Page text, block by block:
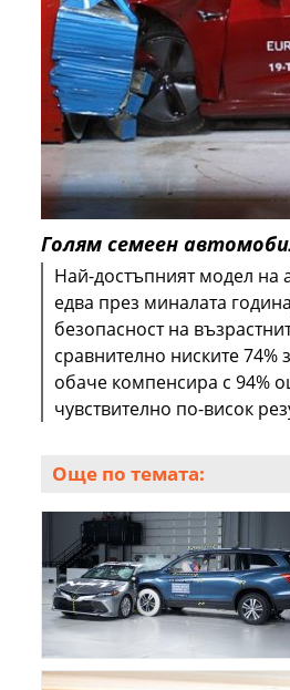
Голям семеен
Най-достъпният модел на
едва през миналата
безопасност на
сравнително ниските
обаче компенсира с 94%
чувствително по-висок
Още по темата: